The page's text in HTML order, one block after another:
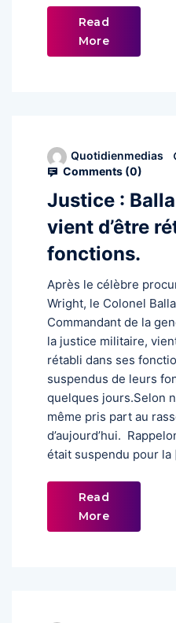
Read
More
Quotidienmedias
Comments (0)
Justice :
vient d’être
fonctions.
Après le célèbre
Wright, le Colonel
Commandant de la
la justice militaire,
rétabli dans ses
suspendus de leurs
quelques jours.Selon
même pris part au
d’aujourd’hui.
était suspendu pour la
Read
More